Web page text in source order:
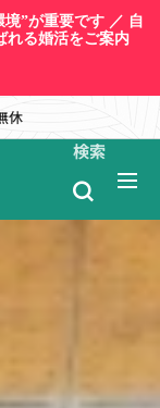
”が重要です ／ 自
れる婚活をご案内
休
検索